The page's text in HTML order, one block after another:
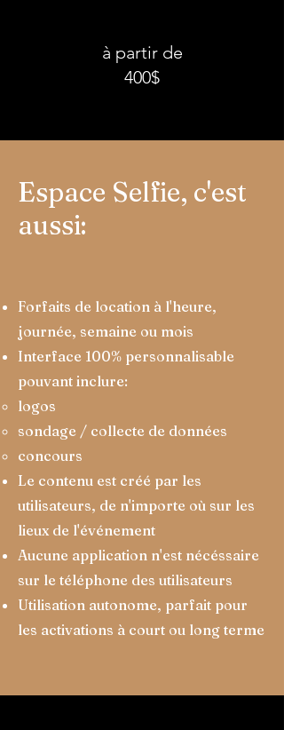
à partir de
400$
Espace Selfie, c'est
aussi:
Forfaits de location à l'heure,
journée, semaine ou mois
Interface 100% personnalisable
pouvant inclure:
logos
sondage / collecte de données
concours
Le contenu est créé par les
utilisateurs, de n'importe où sur les
lieux de l'événement
Aucune application n'est nécéssaire
sur le téléphone des utilisateurs
Utilisation autonome, parfait pour
les activations à court ou long terme